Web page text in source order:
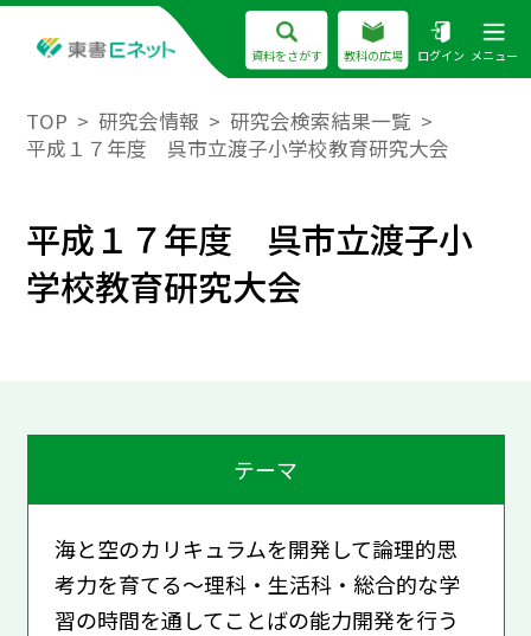
資料をさがす 教科の広場 ログイン メニュー
TOP 研究会情報
研究会検索結果一覧
平成１７年度 呉市立渡子小学校教育研究大会
平成１７年度 呉市立渡子小
学校教育研究大会
テーマ
海と空のカリキュラムを開発して論理的思
考力を育てる～理科・生活科・総合的な学
習の時間を通してことばの能力開発を行う